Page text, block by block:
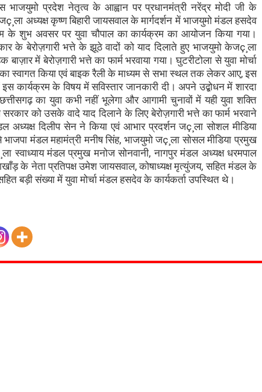
प्रदेश नेतृत्व के आह्वान पर प्रधानमंत्री नरेंद्र मोदी जी के
अध्यक्ष कृष्ण बिहारी जायसवाल के मार्गदर्शन में भाजयुमो मंडल हसदेव
के शुभ अवसर पर युवा चौपाल का कार्यक्रम का आयोजन किया गया।
के बेरोज़गारी भत्ते के झूठे वादों को याद दिलाते हुए भाजयुमो केजç¸ला
बाज़ार में बेरोज़गारी भत्ते का फार्म भरवाया गया। घुटरीटोला से युवा मोर्चा
का स्वागत किया एवं बाइक रैली के माध्यम से सभा स्थल तक लेकर आए, इस
कार्यक्रम के विषय में सविस्तार जानकारी दी। अपने उद्बोधन में शारदा
का युवा कभी नहीं भूलेगा और आगामी चुनावों में यही युवा शक्ति
को उसके वादे याद दिलाने के लिए बेरोज़गारी भत्ते का फार्म भरवाने
दिलीप सेन ने किया एवं आभार प्रदर्शन जç¸ला सोशल मीडिया
मंडल महामंत्री मनीष सिंह, भाजयुमो जç¸ला सोसल मीडिया प्रमुख
स्वाध्याय मंडल प्रमुख मनोज सोनवानी, नागपुर मंडल अध्यक्ष धरमपाल
के नेता प्रतिपक्ष उमेश जायसवाल, कोषाध्यक्ष मृत्युंजय, सहित मंडल के
बड़ी संख्या में युवा मोर्चा मंडल हसदेव के कार्यकर्ता उपस्थित थे।